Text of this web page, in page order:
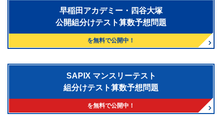
早稲田アカデミー・四谷大塚
公開組分けテスト算数予想問題
を無料で公開中！
SAPIX マンスリーテスト
組分けテスト算数予想問題
を無料で公開中！